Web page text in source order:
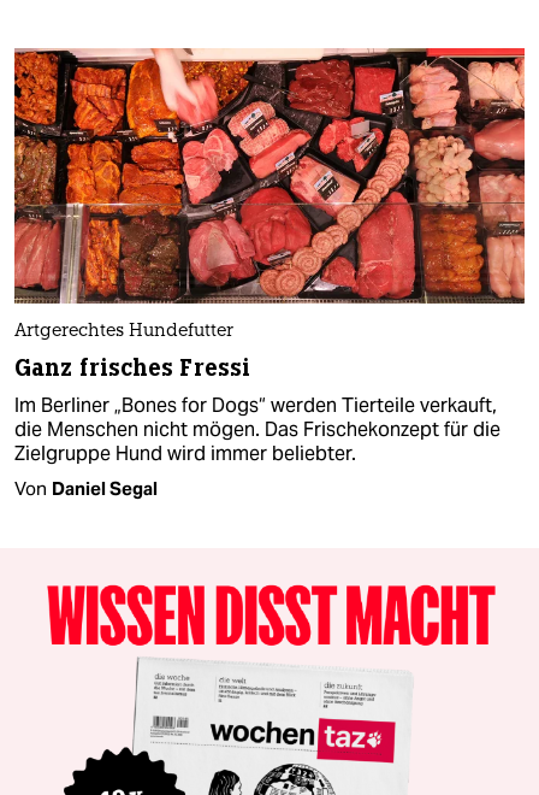
Artgerechtes Hundefutter
Ganz frisches Fressi
Im Berliner „Bones for Dogs“ werden Tierteile verkauft,
die Menschen nicht mögen. Das Frischekonzept für die
Zielgruppe Hund wird immer beliebter.
Von Daniel Segal